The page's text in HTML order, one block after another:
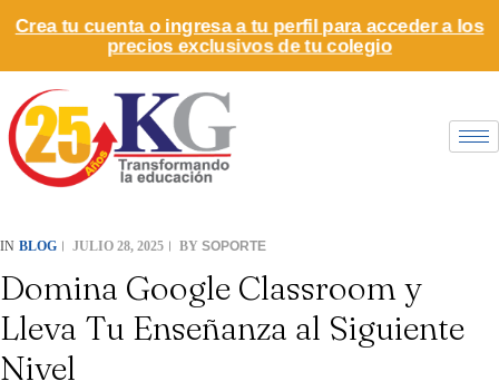
Crea tu cuenta o ingresa a tu perfil para acceder a los
precios exclusivos de tu colegio
JULIO 28, 2025
IN BLOG BY SOPORTE
Domina Google Classroom y
Lleva Tu Enseñanza al Siguiente
Nivel